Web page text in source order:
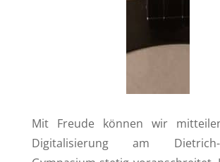
Mit Freude können wir
Digitalisierung am Dietrich-